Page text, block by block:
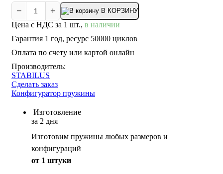
− + В КОРЗИНУ
Цена с НДС за 1 шт., в наличии
Гарантия 1 год, ресурс 50000 циклов
Оплата по счету или картой онлайн
Производитель:
STABILUS
Сделать заказ
Конфигуратор пружины
Изготовление
за 2 дня
Изготовим пружины любых размеров и
конфигураций
от 1 штуки